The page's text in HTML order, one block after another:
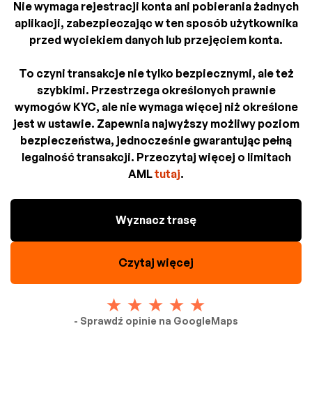
Nie wymaga rejestracji konta ani pobierania żadnych
aplikacji, zabezpieczając w ten sposób użytkownika
przed wyciekiem danych lub przejęciem konta.
To czyni transakcje nie tylko bezpiecznymi, ale też
szybkimi. Przestrzega określonych prawnie
wymogów KYC, ale nie wymaga więcej niż określone
jest w ustawie. Zapewnia najwyższy możliwy poziom
bezpieczeństwa, jednocześnie gwarantując pełną
legalność transakcji. Przeczytaj więcej o limitach
AMLtutaj.
Wyznacz trasę
Czytaj więcej
- Sprawdź opinie na GoogleMaps